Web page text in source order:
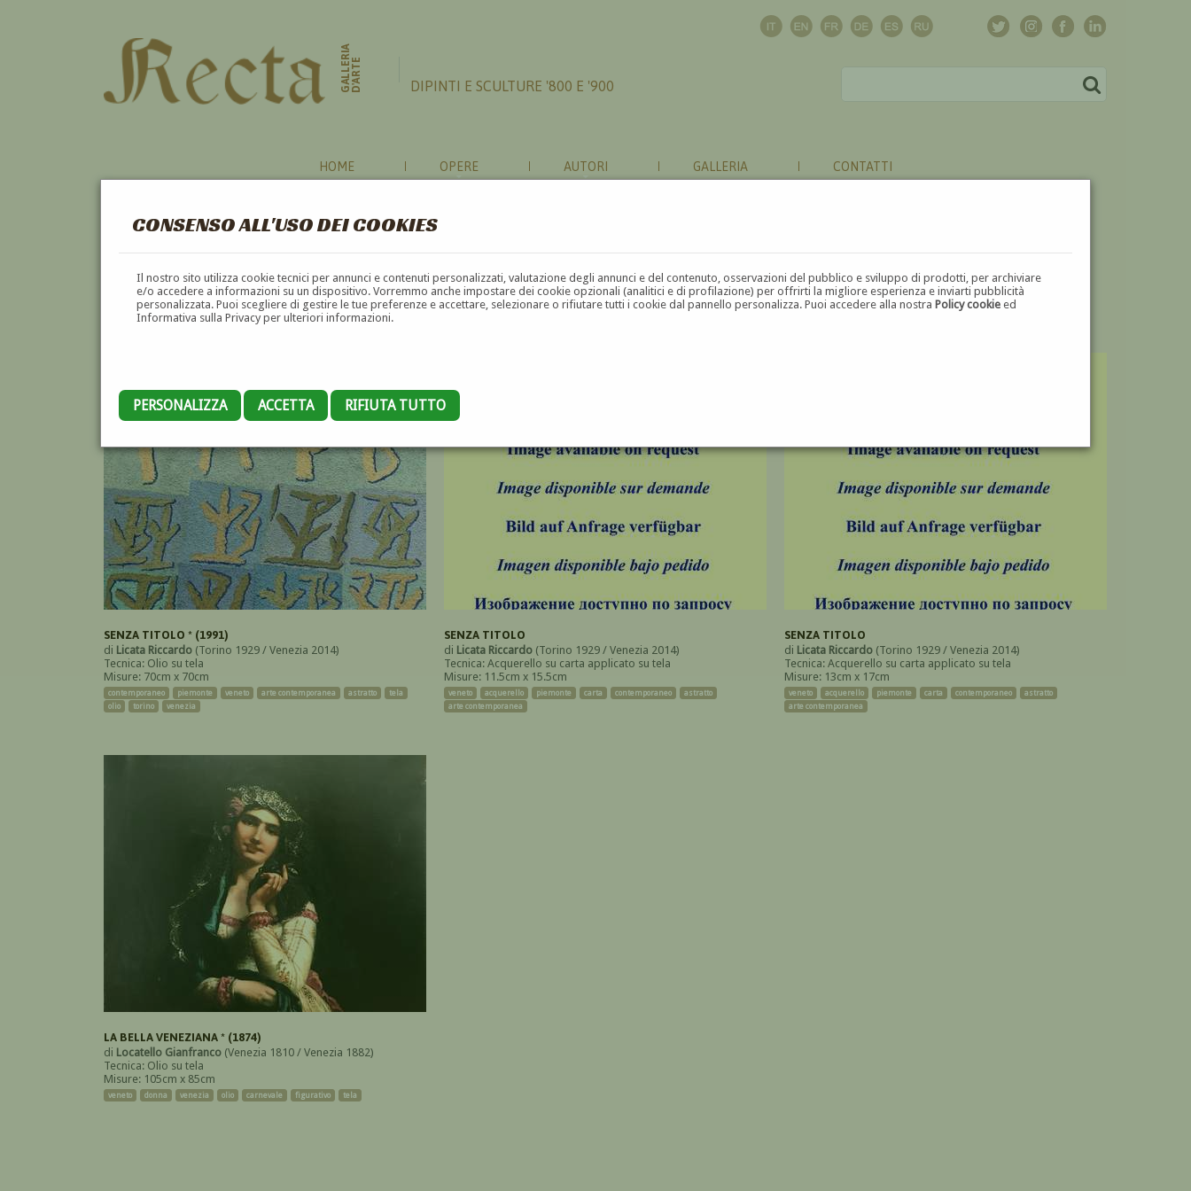
CONSENSO ALL'USO DEI COOKIES
Il nostro sito utilizza cookie tecnici per annunci e contenuti personalizzati, valutazione degli annunci e del contenuto, osservazioni del pubblico e sviluppo di prodotti, per archiviare
e/o accedere a informazioni su un dispositivo. Vorremmo anche impostare dei cookie opzionali (analitici e di profilazione) per offrirti la migliore esperienza e inviarti pubblicità
personalizzata. Puoi scegliere di gestire le tue preferenze e accettare, selezionare o rifiutare tutti i cookie dal pannello personalizza. Puoi accedere alla nostraPolicy cookie ed
Informativa sulla Privacy per ulteriori informazioni.
PERSONALIZZA ACCETTA RIFIUTA TUTTO
GALLERIAD'ARTE DIPINTI E SCULTURE '800 E '900
HOME OPERE AUTORI GALLERIA CONTATTI
VENETO
A B C D E F G H I J K L M N O P Q R S T U V W X Y Z ⬅
SENZA TITOLO * (1991)
di Licata Riccardo (Torino 1929 / Venezia 2014)
Tecnica: Olio su tela
Misure: 70cm x 70cm
contemporaneo piemonte veneto arte contemporanea astratto
tela
olio
torino venezia
SENZA TITOLO
di Licata Riccardo (Torino 1929 / Venezia 2014)
Tecnica: Acquerello su carta applicato su tela
Misure: 11.5cm x 15.5cm
veneto acquerello piemonte carta contemporaneo
astratto
arte contemporanea
SENZA TITOLO
di Licata Riccardo (Torino 1929 / Venezia 2014)
Tecnica: Acquerello su carta applicato su tela
Misure: 13cm x 17cm
veneto acquerello piemonte carta contemporaneo
astratto
arte contemporanea
LA BELLA VENEZIANA * (1874)
di Locatello Gianfranco (Venezia 1810 / Venezia 1882)
Tecnica: Olio su tela
Misure: 105cm x 85cm
veneto donna venezia olio carnevale figurativo tela